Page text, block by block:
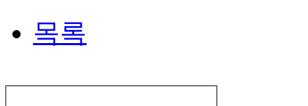
목록